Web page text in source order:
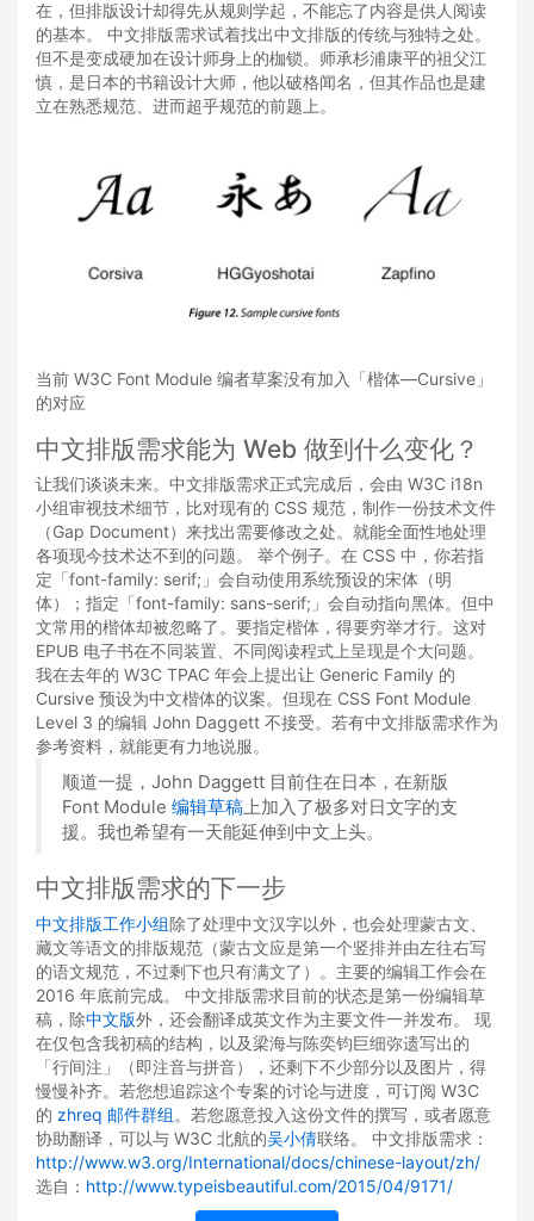
在，但排版设计却得先从规则学起，不能忘了内容是供人阅读
的基本。 中文排版需求试着找出中文排版的传统与独特之处。
但不是变成硬加在设计师身上的枷锁。师承杉浦康平的祖父江
慎，是日本的书籍设计大师，他以破格闻名，但其作品也是建
立在熟悉规范、进而超乎规范的前题上。
当前 W3C Font Module 编者草案没有加入「楷体—Cursive」
的对应
中文排版需求能为 Web 做到什么变化？
让我们谈谈未来。中文排版需求正式完成后，会由 W3C i18n
小组审视技术细节，比对现有的 CSS 规范，制作一份技术文件
（Gap Document）来找出需要修改之处。就能全面性地处理
各项现今技术达不到的问题。 举个例子。在 CSS 中，你若指
定「font-family: serif;」会自动使用系统预设的宋体（明
体）；指定「font-family: sans-serif;」会自动指向黑体。但中
文常用的楷体却被忽略了。要指定楷体，得要穷举才行。这对
EPUB 电子书在不同装置、不同阅读程式上呈现是个大问题。
我在去年的 W3C TPAC 年会上提出让 Generic Family 的
Cursive 预设为中文楷体的议案。但现在 CSS Font Module
Level 3 的编辑 John Daggett 不接受。若有中文排版需求作为
参考资料，就能更有力地说服。
顺道一提，John Daggett 目前住在日本，在新版
Font Module 编辑草稿上加入了极多对日文字的支
援。我也希望有一天能延伸到中文上头。
中文排版需求的下一步
中文排版工作小组除了处理中文汉字以外，也会处理蒙古文、
藏文等语文的排版规范（蒙古文应是第一个竖排并由左往右写
的语文规范，不过剩下也只有满文了）。主要的编辑工作会在
2016 年底前完成。 中文排版需求目前的状态是第一份编辑草
稿，除中文版外，还会翻译成英文作为主要文件一并发布。 现
在仅包含我初稿的结构，以及梁海与陈奕钧巨细弥遗写出的
「行间注」（即注音与拼音），还剩下不少部分以及图片，得
慢慢补齐。若您想追踪这个专案的讨论与进度，可订阅 W3C
的 zhreq 邮件群组 。若您愿意投入这份文件的撰写，或者愿意
协助翻译，可以与 W3C 北航的吴小倩联络。 中文排版需求：
http://www.w3.org/International/docs/chinese-layout/zh/
选自： http://www.typeisbeautiful.com/2015/04/9171/